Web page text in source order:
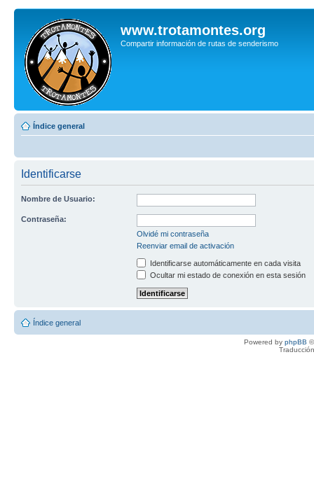
www.trotamontes.org
Compartir información de rutas de senderismo
Índice general
Identificarse
Nombre de Usuario:
Contraseña:
Olvidé mi contraseña
Reenviar email de activación
Identificarse automáticamente en cada visita
Ocultar mi estado de conexión en esta sesión
Índice general
Powered by phpBB